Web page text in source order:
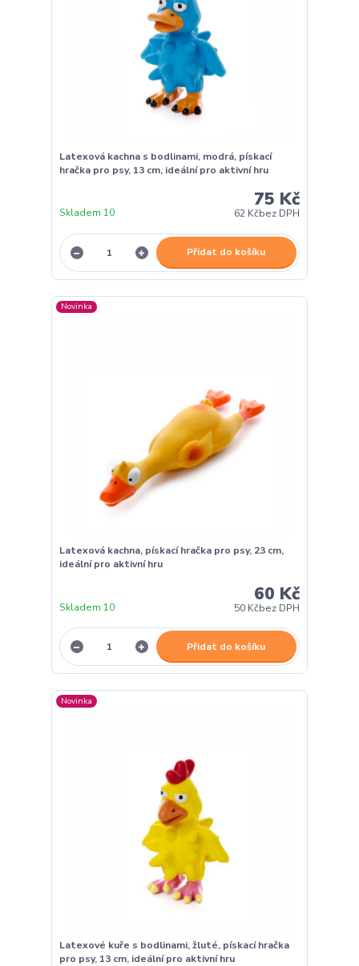
Latexová kachna s bodlinami, modrá, pískací
hračka pro psy, 13 cm, ideální pro aktivní hru
75 Kč
62 Kčbez DPH
Skladem 10
Přidat do košíku
Novinka
Latexová kachna, pískací hračka pro psy, 23 cm,
ideální pro aktivní hru
60 Kč
50 Kčbez DPH
Skladem 10
Přidat do košíku
Novinka
Latexové kuře s bodlinami, žluté, pískací hračka
pro psy, 13 cm, ideální pro aktivní hru